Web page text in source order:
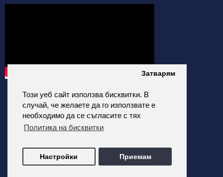
Този уеб сайт използва бисквитки. В
случай, че желаете да го използвате е
необходимо да се съгласите с тях
Политика на бисквитки
Затварям
Настройки Приемам
Всички цени на сайта са с Включено ДДС